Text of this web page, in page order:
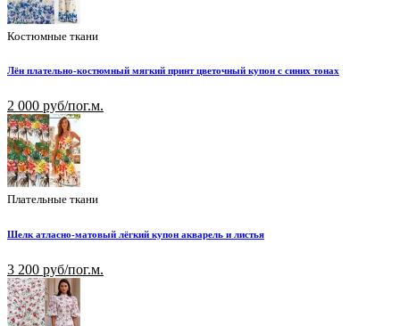
Костюмные ткани
Лён плательно-костюмный мягкий принт цветочный купон с синих тонах
2 000 руб/пог.м.
Плательные ткани
Шелк атласно-матовый лёгкий купон акварель и листья
3 200 руб/пог.м.